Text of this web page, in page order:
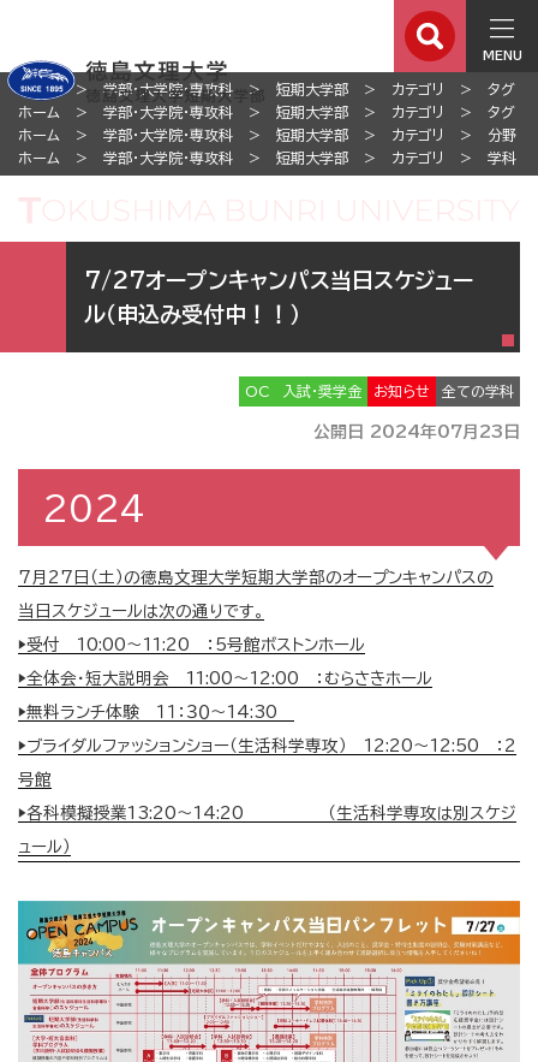
MENU
ホーム 学部・大学院・専攻科 短期大学部 カテゴリ
タグ
ホーム
学部・大学院・専攻科 短期大学部 カテゴリ
タグ
ホーム
学部・大学院・専攻科 短期大学部 カテゴリ
分野
ホーム
学部・大学院・専攻科 短期大学部 カテゴリ 学科
7/27オープンキャンパス当日スケジュー
ル（申込み受付中！！）
OC 入試・奨学金 お知らせ 全ての学科
公開日 2024年07月23日
2024
7月27日（土）の徳島文理大学短期大学部のオープンキャンパスの
当日スケジュールは次の通りです。
▶受付 10:00～11:20 ：5号館ボストンホール
▶全体会・短大説明会 11:00～12:00 ：むらさきホール
▶無料ランチ体験 １１：３０～14:30
▶ブライダルファッションショー（生活科学専攻） 12:20～12:50 ：2
号館
▶各科模擬授業13:20～14:20 （生活科学専攻は別スケジ
ュール）